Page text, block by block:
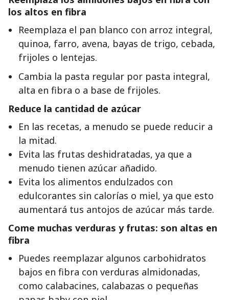
los altos en fibra
Reemplaza el pan blanco con arroz integral,
quinoa, farro, avena, bayas de trigo, cebada,
frijoles o lentejas.
Cambia la pasta regular por pasta integral,
alta en fibra o a base de frijoles.
Reduce la cantidad de azúcar
En las recetas, a menudo se puede reducir a
la mitad.
Evita las frutas deshidratadas, ya que a
menudo tienen azúcar añadido.
Evita los alimentos endulzados con
edulcorantes sin calorías o miel, ya que esto
aumentará tus antojos de azúcar más tarde.
Come muchas verduras y frutas: son altas en
fibra
Puedes reemplazar algunos carbohidratos
bajos en fibra con verduras almidonadas,
como calabacines, calabazas o pequeñas